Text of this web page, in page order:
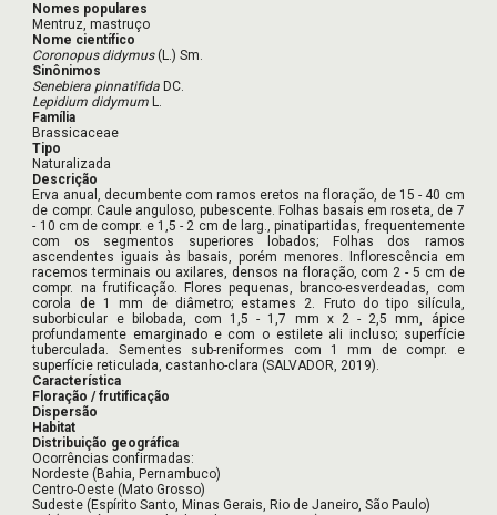
Nomes populares
Mentruz, mastruço
Nome científico
Coronopus didymus(L.) Sm.
Sinônimos
Senebiera pinnatifida DC.
Lepidium didymum L.
Família
Brassicaceae
Tipo
Naturalizada
Descrição
Erva anual, decumbente com ramos eretos na floração, de 15 - 40 cm
de compr. Caule anguloso, pubescente. Folhas basais em roseta, de 7
- 10 cm de compr. e 1,5 - 2 cm de larg., pinatipartidas, frequentemente
com os segmentos superiores lobados; Folhas dos ramos
ascendentes iguais às basais, porém menores. Inflorescência em
racemos terminais ou axilares, densos na floração, com 2 - 5 cm de
compr. na frutificação. Flores pequenas, branco-esverdeadas, com
corola de 1 mm de diâmetro; estames 2. Fruto do tipo silícula,
suborbicular e bilobada, com 1,5 - 1,7 mm x 2 - 2,5 mm, ápice
profundamente emarginado e com o estilete ali incluso; superfície
tuberculada. Sementes sub-reniformes com 1 mm de compr. e
superfície reticulada, castanho-clara (SALVADOR, 2019).
Característica
Floração / frutificação
Dispersão
Habitat
Distribuição geográfica
Ocorrências confirmadas:
Nordeste (Bahia, Pernambuco)
Centro-Oeste (Mato Grosso)
Sudeste (Espírito Santo, Minas Gerais, Rio de Janeiro, São Paulo)